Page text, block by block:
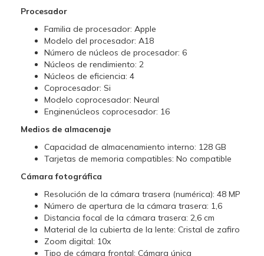
Procesador
Familia de procesador: Apple
Modelo del procesador: A18
Número de núcleos de procesador: 6
Núcleos de rendimiento: 2
Núcleos de eficiencia: 4
Coprocesador: Si
Modelo coprocesador: Neural
Enginenúcleos coprocesador: 16
Medios de almacenaje
Capacidad de almacenamiento interno: 128 GB
Tarjetas de memoria compatibles: No compatible
Cámara fotográfica
Resolución de la cámara trasera (numérica): 48 MP
Número de apertura de la cámara trasera: 1,6
Distancia focal de la cámara trasera: 2,6 cm
Material de la cubierta de la lente: Cristal de zafiro
Zoom digital: 10x
Tipo de cámara frontal: Cámara única